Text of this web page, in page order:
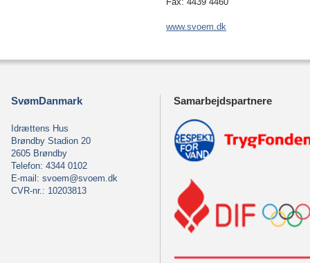
www.svoem.dk
SvømDanmark
Idrættens Hus
Brøndby Stadion 20
2605 Brøndby
Telefon: 4344 0102
E-mail: svoem@svoem.dk
CVR-nr.: 10203813
Samarbejdspartnere